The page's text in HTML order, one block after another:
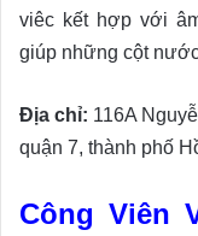
viêc kết hợp với
giúp những cột
Địa chỉ: 116A
quận 7, thành phố
Công Viên